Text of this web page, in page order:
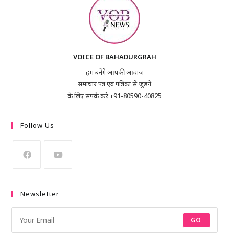
VOICE OF BAHADURGRAH
हम बनेंगे आपकी आवाज
समाचार पत्र एवं पत्रिका से जुड़ने
के लिए संपर्क करे +91-80590-40825
Follow Us
Newsletter
GO